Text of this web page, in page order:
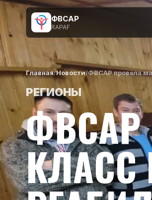
ФВСАР
RAPAF
Главная/Новости/ФВСАР провела
РЕГИОНЫ
ФВСАР
КЛАСС